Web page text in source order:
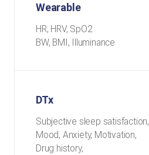
Wearable
HR, HRV, SpO2
BW, BMI, Illuminance
DTx
Subjective sleep satisfaction,
Mood, Anxiety, Motivation,
Drug history,